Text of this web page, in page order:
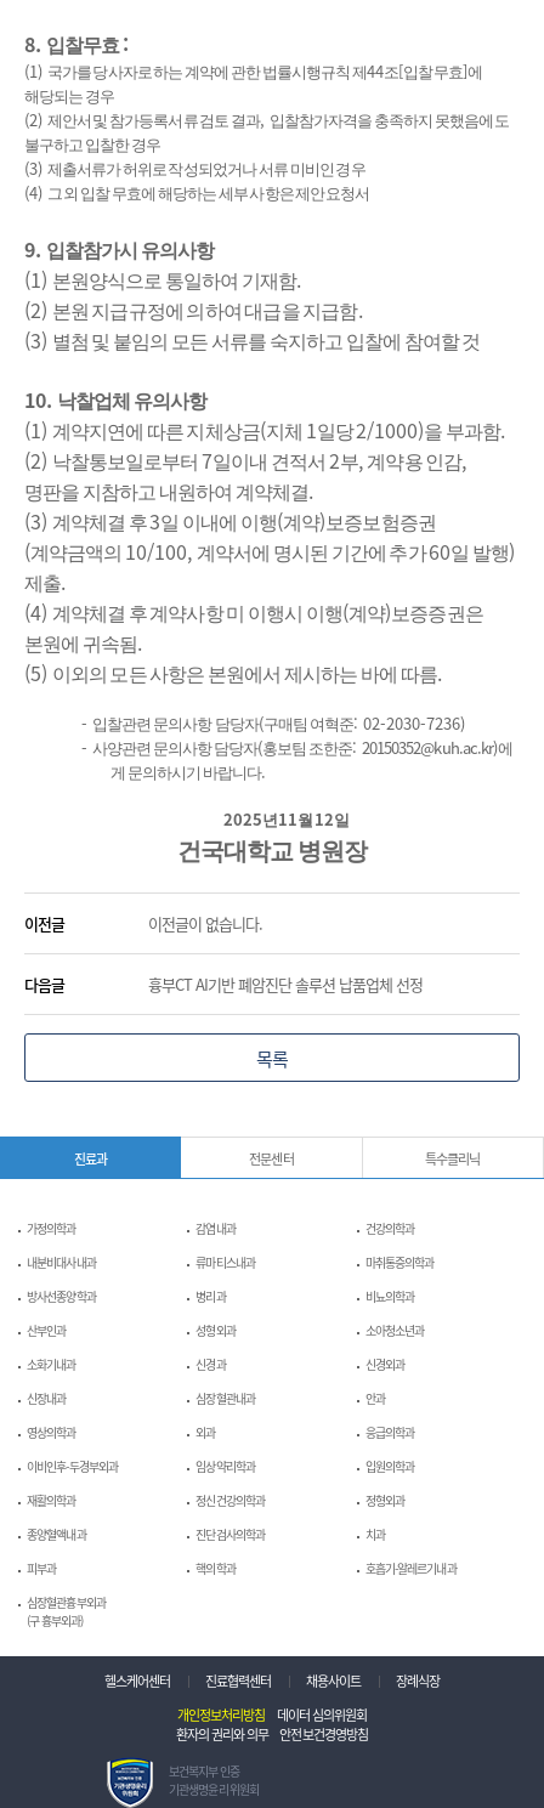
8. 입찰무효 :
(1) 국가를 당사자로 하는 계약에 관한 법률시행규칙 제44조[입찰무효]에
해당되는 경우
(2) 제안서 및 참가등록서류 검토 결과, 입찰참가자격을 충족하지 못했음에도
불구하고 입찰한 경우
(3) 제출서류가 허위로 작성되었거나 서류 미비인 경우
(4) 그 외 입찰 무효에 해당하는 세부 사항은 제안요청서
9. 입찰참가시 유의사항
(1) 본원양식으로 통일하여 기재함.
(2) 본원 지급규정에 의하여 대급을 지급함.
(3) 별첨 및 붙임의 모든 서류를 숙지하고 입찰에 참여할 것
10. 낙찰업체 유의사항
(1) 계약지연에 따른 지체상금(지체 1일당2/1000)을 부과함.
(2) 낙찰통보일로부터 7일이내 견적서 2부, 계약용 인감,
명판을 지참하고 내원하여 계약체결.
(3) 계약체결 후3일 이내에 이행(계약) 보증보험증권
(계약금액의 10/100, 계약서에 명시된 기간에 추가60일 발행)
제출.
(4) 계약체결 후 계약사항 미 이행시 이행(계약) 보증증권은
본원에 귀속됨.
(5) 이외의 모든 사항은 본원에서 제시하는 바에 따름.
- 입찰관련 문의사항 담당자(구매팀 여혁준: 02-2030-7236)
- 사양관련 문의사항 담당자(홍보팀 조한준: 20150352@kuh.ac.kr)에
게 문의하시기 바랍니다.
2025년11월 12일
건국대학교 병원장
이전글 이전글이 없습니다.
다음글 흉부CT AI기반 폐암진단 솔루션 납품업체 선정
목록
진료과 전문센터 특수클리닉
가정의학과 감염내과
건강의학과
내분비대사내과
류마티스내과
마취통증의학과
방사선종양학과
병리과
비뇨의학과
산부인과
성형외과
소아청소년과
소화기내과
신경과
신경외과
신장내과
심장혈관내과
안과
영상의학과
외과
응급의학과
이비인후-두경부외과
임상약리학과
입원의학과
재활의학과
정신건강의학과
정형외과
종양혈액내과
진단검사의학과
치과
피부과
핵의학과
호흡기-알레르기내과
심장혈관흉부외과
(구 흉부외과)
헬스케어센터 진료협력센터 채용사이트
장례식장
개인정보처리방침
데이터 심의위원회
환자의 권리와 의무
안전보건경영방침
보
건
보건복지부 인증
기관생명윤리 위원회